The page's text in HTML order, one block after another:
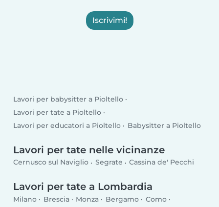
Iscrivimi!
Lavori per babysitter a Pioltello
Lavori per tate a Pioltello
Lavori per educatori a Pioltello
Babysitter a Pioltello
Lavori per tate nelle vicinanze
Cernusco sul Naviglio Segrate Cassina de' Pecchi
Lavori per tate a Lombardia
Milano Brescia Monza Bergamo
Como